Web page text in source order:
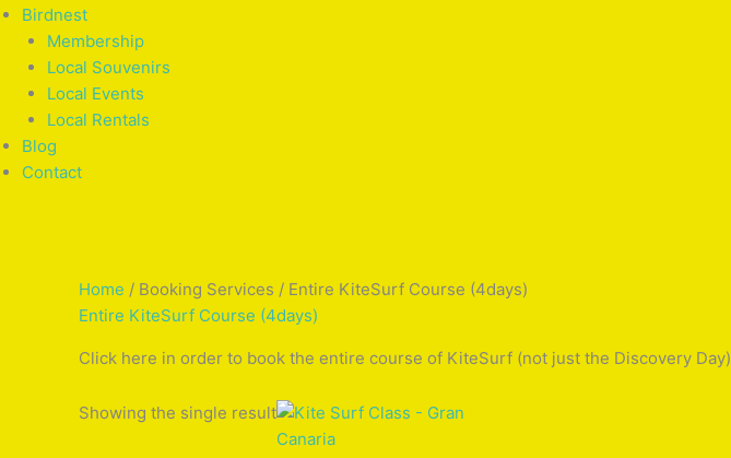
Birdnest
Membership
Local Souvenirs
Local Events
Local Rentals
Blog
Contact
Home / Booking Services / Entire KiteSurf Course (4days)
Entire KiteSurf Course (4days)
Click here in order to book the entire course of KiteSurf (not just the Discovery Day)
Showing the single result